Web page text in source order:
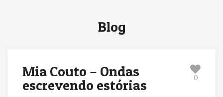
Blog
Mia Couto – Ondas
escrevendo estórias
0